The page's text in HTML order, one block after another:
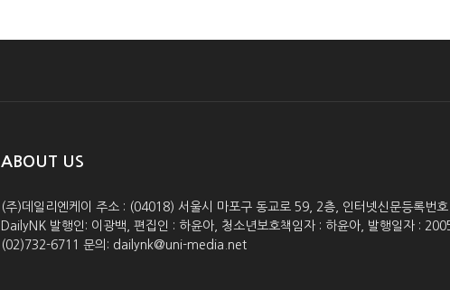
ABOUT US
(주)데일리엔케이 주소 : (04018) 서울시 마포구 동교로 59, 2층, 인터넷신문등록번
DailyNK 발행인: 이광백, 편집인 : 하윤아, 청소년보호책임자 : 하윤아, 발행일자 :
(02)732-6711 문의: dailynk@uni-media.net